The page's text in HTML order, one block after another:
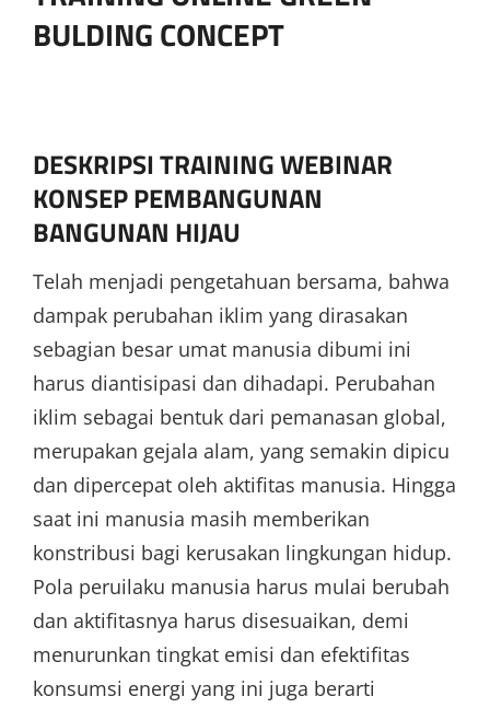
BULDING CONCEPT
DESKRIPSI TRAINING WEBINAR
KONSEP PEMBANGUNAN
BANGUNAN HIJAU
Telah menjadi pengetahuan bersama, bahwa
dampak perubahan iklim yang dirasakan
sebagian besar umat manusia dibumi ini
harus diantisipasi dan dihadapi. Perubahan
iklim sebagai bentuk dari pemanasan global,
merupakan gejala alam, yang semakin dipicu
dan dipercepat oleh aktifitas manusia. Hingga
saat ini manusia masih memberikan
konstribusi bagi kerusakan lingkungan hidup.
Pola peruilaku manusia harus mulai berubah
dan aktifitasnya harus disesuaikan, demi
menurunkan tingkat emisi dan efektifitas
konsumsi energi yang ini juga berarti